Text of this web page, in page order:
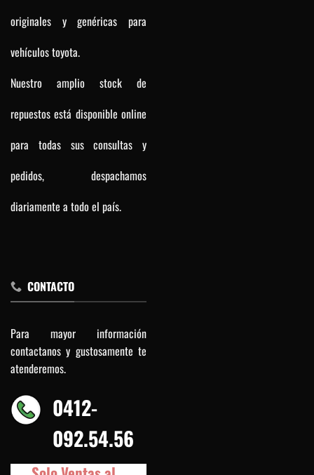
originales y genéricas para
vehículos toyota.
Nuestro amplio stock de
repuestos está disponible online
para todas sus consultas y
pedidos, despachamos
diariamente a todo el país.
CONTACTO
Para mayor información
contactanos y gustosamente te
atenderemos.
0412-
092.54.56